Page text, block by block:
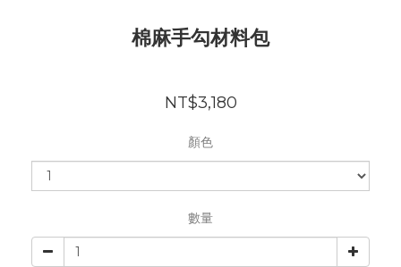
棉麻手勾材料包
NT$3,180
顏色
數量